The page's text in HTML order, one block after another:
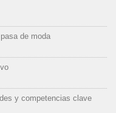
de moda
y competencias clave